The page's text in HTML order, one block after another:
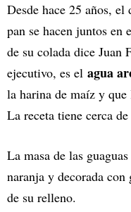
Desde hace 25 años,
pan se hacen juntos
de su colada dice Juan
ejecutivo, es el agua
la harina de maíz y
La receta tiene cerca
La masa de las
naranja y decorada
de su relleno.